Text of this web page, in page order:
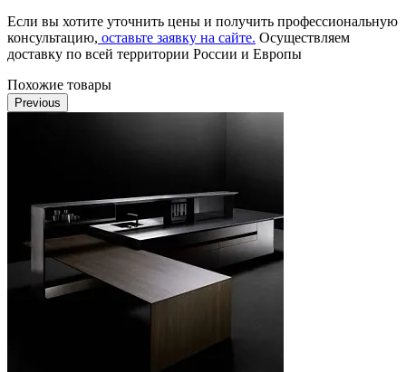
Если вы хотите уточнить цены и получить профессиональную
консультацию, оставьте заявку на сайте. Осуществляем
доставку по всей территории России и Европы
Похожие товары
Previous